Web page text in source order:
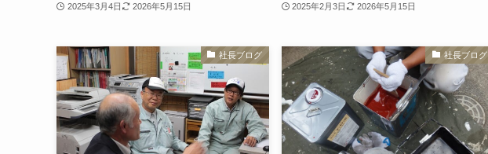
2025年3月4日 2026年5月15日 2025年2月3日 2026年5月15日
社長ブログ 社長ブログ